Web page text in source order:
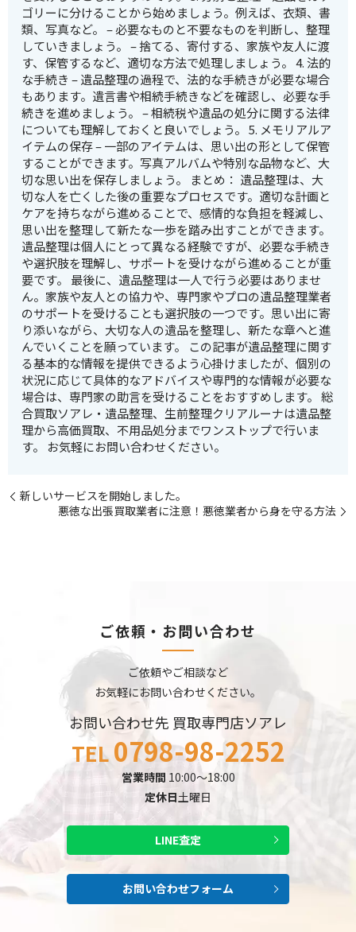
ゴリーに分けることから始めましょう。例えば、衣類、書
類、写真など。 – 必要なものと不要なものを判断し、整理
していきましょう。 – 捨てる、寄付する、家族や友人に渡
す、保管するなど、適切な方法で処理しましょう。 4. 法的
な手続き – 遺品整理の過程で、法的な手続きが必要な場合
もあります。遺言書や相続手続きなどを確認し、必要な手
続きを進めましょう。 – 相続税や遺品の処分に関する法律
についても理解しておくと良いでしょう。 5. メモリアルア
イテムの保存 – 一部のアイテムは、思い出の形として保管
することができます。写真アルバムや特別な品物など、大
切な思い出を保存しましょう。 まとめ： 遺品整理は、大
切な人を亡くした後の重要なプロセスです。適切な計画と
ケアを持ちながら進めることで、感情的な負担を軽減し、
思い出を整理して新たな一歩を踏み出すことができます。
遺品整理は個人にとって異なる経験ですが、必要な手続き
や選択肢を理解し、サポートを受けながら進めることが重
要です。 最後に、遺品整理は一人で行う必要はありませ
ん。家族や友人との協力や、専門家やプロの遺品整理業者
のサポートを受けることも選択肢の一つです。思い出に寄
り添いながら、大切な人の遺品を整理し、新たな章へと進
んでいくことを願っています。 この記事が遺品整理に関す
る基本的な情報を提供できるよう心掛けましたが、個別の
状況に応じて具体的なアドバイスや専門的な情報が必要な
場合は、専門家の助言を受けることをおすすめします。 総
合買取ソアレ・遺品整理、生前整理クリアルーナは遺品整
理から高価買取、不用品処分までワンストップで行いま
す。 お気軽にお問い合わせください。
新しいサービスを開始しました。
悪徳な出張買取業者に注意！悪徳業者から身を守る方法
ご依頼・お問い合わせ
ご依頼やご相談など
お気軽にお問い合わせください。
お問い合わせ先 買取専門店ソアレ
TEL0798-98-2252
営業時間 10:00～18:00
定休日土曜日
LINE査定
お問い合わせフォーム